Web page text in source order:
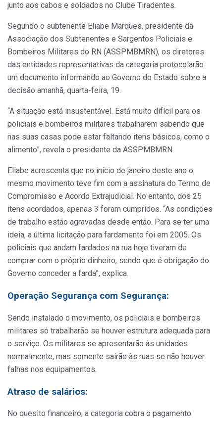
junto aos cabos e soldados no Clube Tiradentes.
Segundo o subtenente Eliabe Marques, presidente da
Associação dos Subtenentes e Sargentos Policiais e
Bombeiros Militares do RN (ASSPMBMRN), os diretores
das entidades representativas da categoria protocolarão
um documento informando ao Governo do Estado sobre a
decisão amanhã, quarta-feira, 19.
“A situação está insustentável. Está muito difícil para os
policiais e bombeiros militares trabalharem sabendo que
nas suas casas pode estar faltando itens básicos, como o
alimento”, revela o presidente da ASSPMBMRN.
Eliabe acrescenta que no início de janeiro deste ano o
mesmo movimento teve fim com a assinatura do Termo de
Compromisso e Acordo Extrajudicial. No entanto, dos 25
itens acordados, apenas 3 foram cumpridos. “As condições
de trabalho estão agravadas desde então. Para se ter uma
ideia, a última licitação para fardamento foi em 2005. Os
policiais que andam fardados na rua hoje tiveram de
comprar com o próprio dinheiro, sendo que é obrigação do
Governo conceder a farda”, explica.
Operação Segurança com Segurança:
Sendo instalado o movimento, os policiais e bombeiros
militares só trabalharão se houver estrutura adequada para
o serviço. Os militares se apresentarão às unidades
normalmente, mas somente sairão às ruas se não houver
falhas nos equipamentos.
Atraso de salários:
No quesito financeiro, a categoria cobra o pagamento